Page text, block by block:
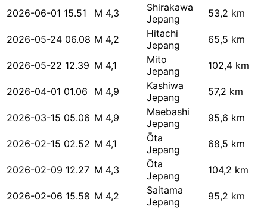
2026-06-01 15.51 M 4,3
Shirakawa
Jepang
53,2 km
2026-05-24 06.08 M 4,2
Hitachi
Jepang
65,5 km
2026-05-22 12.39 M 4,1
Mito
Jepang
102,4 km
2026-04-01 01.06 M 4,9
Kashiwa
Jepang
57,2 km
2026-03-15 05.06 M 4,9
Maebashi
Jepang
95,6 km
2026-02-15 02.52 M 4,1
Ōta
Jepang
68,5 km
2026-02-09 12.27 M 4,3
Ōta
Jepang
104,2 km
2026-02-06 15.58 M 4,2
Saitama
Jepang
95,2 km